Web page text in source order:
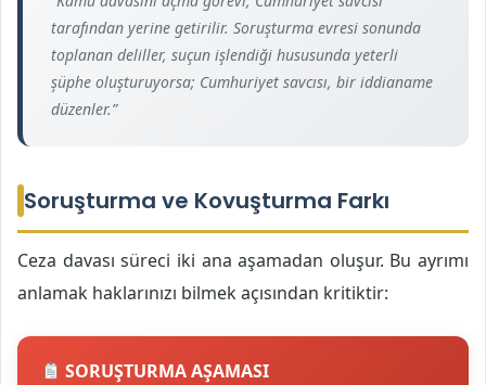
tarafından yerine getirilir. Soruşturma evresi sonunda
toplanan deliller, suçun işlendiği hususunda yeterli
şüphe oluşturuyorsa; Cumhuriyet savcısı, bir iddianame
düzenler.”
Soruşturma ve Kovuşturma Farkı
Ceza davası süreci iki ana aşamadan oluşur. Bu ayrımı
anlamak haklarınızı bilmek açısından kritiktir:
SORUŞTURMA AŞAMASI